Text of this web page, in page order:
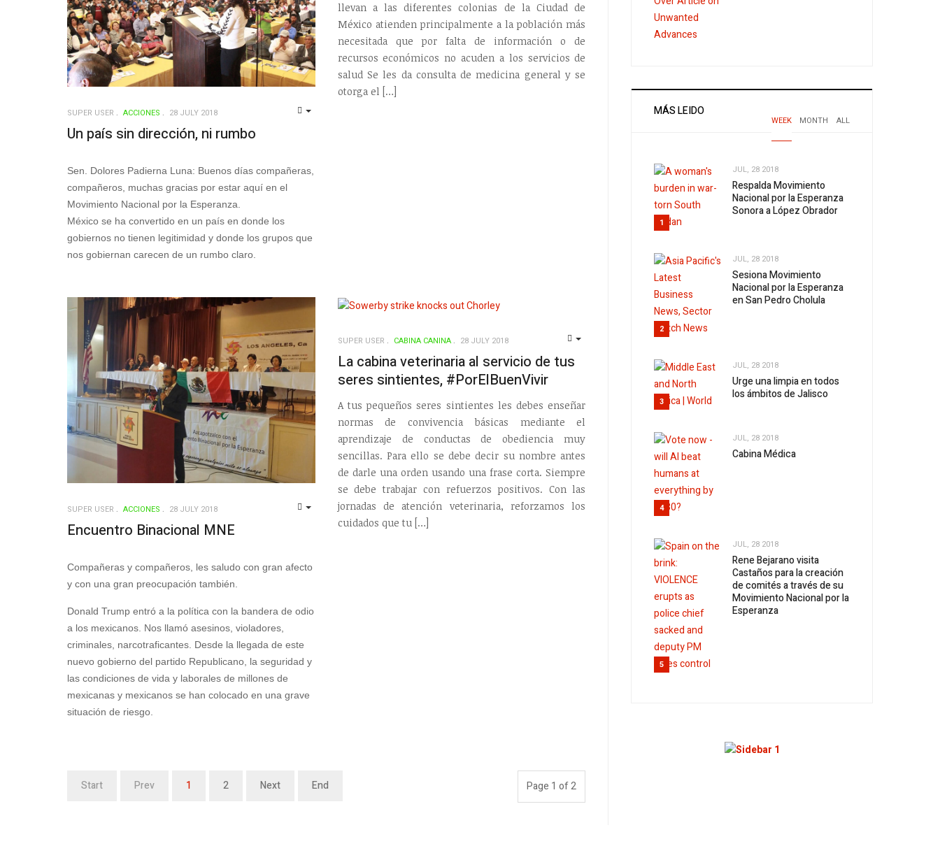
SUPER USER ACCIONES 28 JULY 2018
Un país sin dirección, ni rumbo
Sen. Dolores Padierna Luna: Buenos días compañeras,
compañeros, muchas gracias por estar aquí en el
Movimiento Nacional por la Esperanza.
México se ha convertido en un país en donde los
gobiernos no tienen legitimidad y donde los grupos que
nos gobiernan carecen de un rumbo claro.
llevan a las diferentes colonias de la Ciudad de
México atienden principalmente a la población más
necesitada que por falta de información o de
recursos económicos no acuden a los servicios de
salud Se les da consulta de medicina general y se
otorga el […]
SUPER USER ACCIONES 28 JULY 2018
Encuentro Binacional MNE
Compañeras y compañeros, les saludo con gran afecto
y con una gran preocupación también.
Donald Trump entró a la política con la bandera de odio
a los mexicanos. Nos llamó asesinos, violadores,
criminales, narcotraficantes. Desde la llegada de este
nuevo gobierno del partido Republicano, la seguridad y
las condiciones de vida y laborales de millones de
mexicanas y mexicanos se han colocado en una grave
situación de riesgo.
SUPER USER CABINA CANINA 28 JULY 2018
La cabina veterinaria al servicio de tus
seres sintientes, #PorElBuenVivir
A tus pequeños seres sintientes les debes enseñar
normas de convivencia básicas mediante el
aprendizaje de conductas de obediencia muy
sencillas. Para ello se debe decir su nombre antes
de darle una orden usando una frase corta. Siempre
se debe trabajar con refuerzos positivos. Con las
jornadas de atención veterinaria, reforzamos los
cuidados que tu […]
Page 1 of 2
Start Prev 1 2 Next End
MÁS LEIDO
WEEK MONTH ALL
1
JUL, 28 2018
Respalda Movimiento
Nacional por la Esperanza
Sonora a López Obrador
2
JUL, 28 2018
Sesiona Movimiento
Nacional por la Esperanza
en San Pedro Cholula
3
JUL, 28 2018
Urge una limpia en todos
los ámbitos de Jalisco
4
JUL, 28 2018
Cabina Médica
5
JUL, 28 2018
Rene Bejarano visita
Castaños para la creación
de comités a través de su
Movimiento Nacional por la
Esperanza